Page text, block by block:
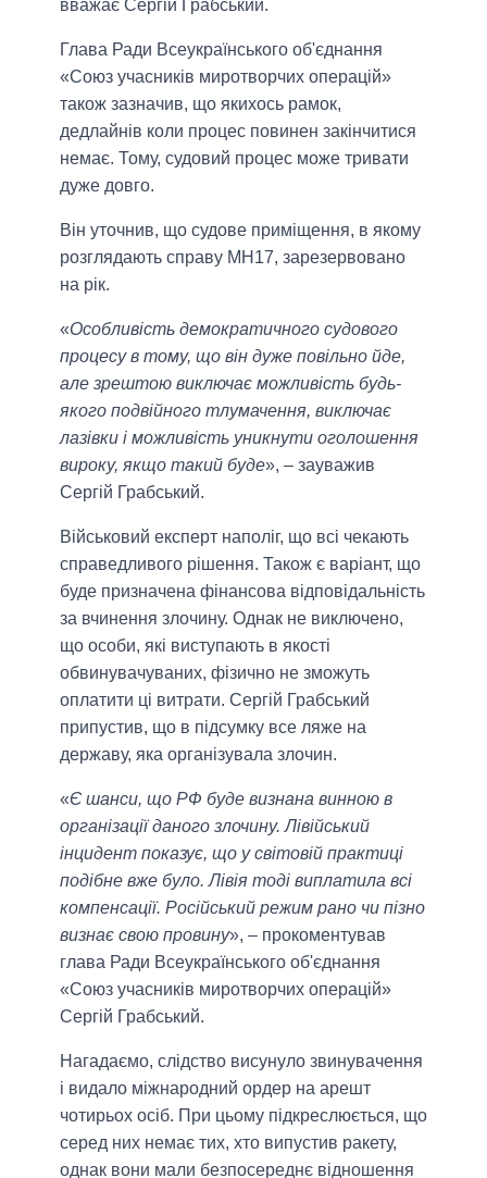
вважає Сергій Грабський.
Глава Ради Всеукраїнського об'єднання
«Союз учасників миротворчих операцій»
також зазначив, що якихось рамок,
дедлайнів коли процес повинен закінчитися
немає. Тому, судовий процес може тривати
дуже довго.
Він уточнив, що судове приміщення, в якому
розглядають справу МН17, зарезервовано
на рік.
«Особливість демократичного судового
процесу в тому, що він дуже повільно йде,
але зрештою виключає можливість будь-
якого подвійного тлумачення, виключає
лазівки і можливість уникнути оголошення
вироку, якщо такий буде», – зауважив
Сергій Грабський.
Військовий експерт наполіг, що всі чекають
справедливого рішення. Також є варіант, що
буде призначена фінансова відповідальність
за вчинення злочину. Однак не виключено,
що особи, які виступають в якості
обвинувачуваних, фізично не зможуть
оплатити ці витрати. Сергій Грабський
припустив, що в підсумку все ляже на
державу, яка організувала злочин.
«Є шанси, що РФ буде визнана винною в
організації даного злочину. Лівійський
інцидент показує, що у світовій практиці
подібне вже було. Лівія тоді виплатила всі
компенсації. Російський режим рано чи пізно
визнає свою провину», – прокоментував
глава Ради Всеукраїнського об'єднання
«Союз учасників миротворчих операцій»
Сергій Грабський.
Нагадаємо, слідство висунуло звинувачення
і видало міжнародний ордер на арешт
чотирьох осіб. При цьому підкреслюється, що
серед них немає тих, хто випустив ракету,
однак вони мали безпосереднє відношення